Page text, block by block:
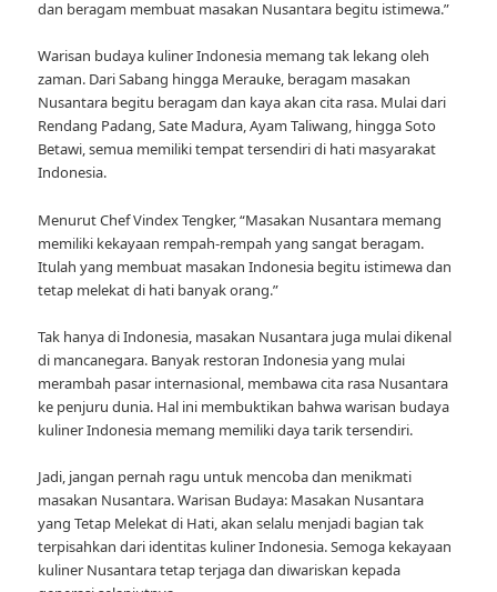
dan beragam membuat masakan Nusantara begitu istimewa.”
Warisan budaya kuliner Indonesia memang tak lekang oleh
zaman. Dari Sabang hingga Merauke, beragam masakan
Nusantara begitu beragam dan kaya akan cita rasa. Mulai dari
Rendang Padang, Sate Madura, Ayam Taliwang, hingga Soto
Betawi, semua memiliki tempat tersendiri di hati masyarakat
Indonesia.
Menurut Chef Vindex Tengker, “Masakan Nusantara memang
memiliki kekayaan rempah-rempah yang sangat beragam.
Itulah yang membuat masakan Indonesia begitu istimewa dan
tetap melekat di hati banyak orang.”
Tak hanya di Indonesia, masakan Nusantara juga mulai dikenal
di mancanegara. Banyak restoran Indonesia yang mulai
merambah pasar internasional, membawa cita rasa Nusantara
ke penjuru dunia. Hal ini membuktikan bahwa warisan budaya
kuliner Indonesia memang memiliki daya tarik tersendiri.
Jadi, jangan pernah ragu untuk mencoba dan menikmati
masakan Nusantara. Warisan Budaya: Masakan Nusantara
yang Tetap Melekat di Hati, akan selalu menjadi bagian tak
terpisahkan dari identitas kuliner Indonesia. Semoga kekayaan
kuliner Nusantara tetap terjaga dan diwariskan kepada